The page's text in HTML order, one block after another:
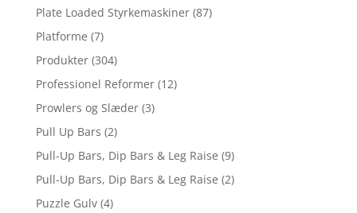
Plate Loaded Styrkemaskiner (87)
Platforme (7)
Produkter (304)
Professionel Reformer (12)
Prowlers og Slæder (3)
Pull Up Bars (2)
Pull-Up Bars, Dip Bars & Leg Raise (9)
Pull-Up Bars, Dip Bars & Leg Raise (2)
Puzzle Gulv (4)